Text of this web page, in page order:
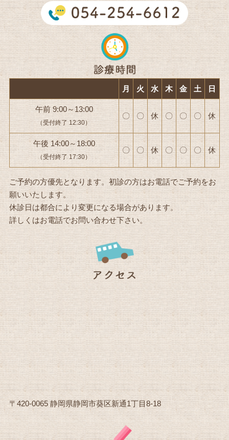
月 火 水 木 金 土 日
午前 9:00～13:00
（受付終了 12:30）
〇 〇 休 〇 〇 〇 休
午後 14:00～18:00
（受付終了 17:30）
〇 〇 休 〇 〇 〇 休
ご予約の方優先となります。初診の方はお電話でご予約をお
願いいたします。
休診日は都合により変更になる場合があります。
詳しくはお電話でお問い合わせ下さい。
〒420-0065 静岡県静岡市葵区新通1丁目8-18